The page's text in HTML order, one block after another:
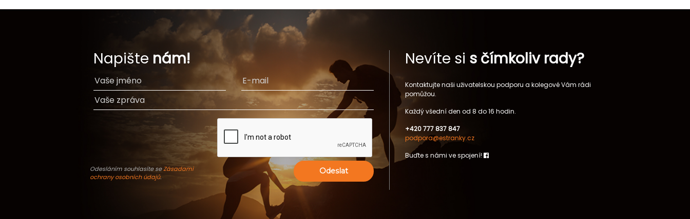
Napište nám!
Odesláním souhlasíte seZásadami
ochrany osobních údajů.
Odeslat
Nevíte si s čímkoliv rady?
Kontaktujte naši uživatelskou podporu a kolegové Vám rádi
pomůžou.
Každý všední den od 8 do 16 hodin.
+420 777 837 847
podpora@estranky.cz
Buďte s námi ve spojení!